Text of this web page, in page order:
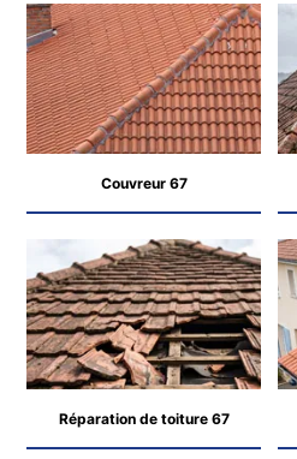
Couvreur 67
Réparation de toiture 67